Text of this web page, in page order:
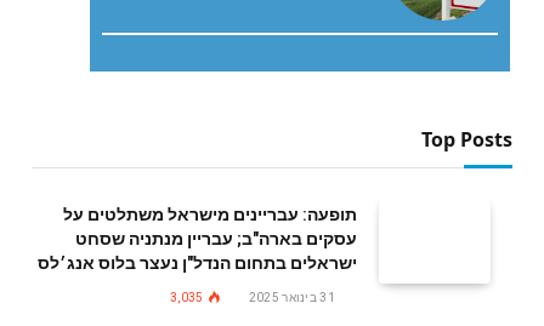
Top Posts
תופעה: עבריינים מישראל משתלטים על
עסקים בארה"ב; עבריין מנתניה שסחט
ישראלים בתחום הנדל"ן נעצר בלוס אנג׳לס
31 בינואר 2025 3,035